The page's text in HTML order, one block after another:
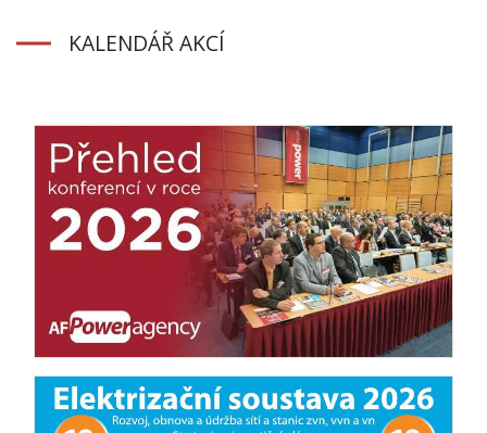
KALENDÁŘ AKCÍ